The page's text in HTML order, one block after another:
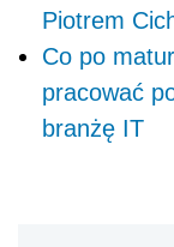
Piotrem
Co po
pracować
branżę IT